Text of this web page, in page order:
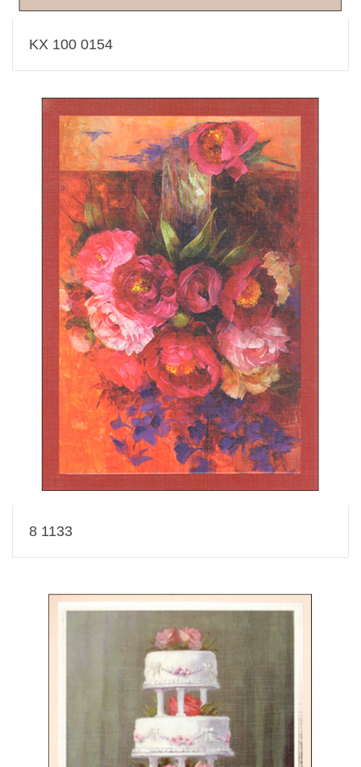
KX 100 0154
8 1133